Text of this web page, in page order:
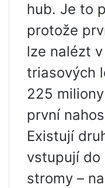
hub. Je to
protože
lze nalézt
triasových
225
první
Existují
vstupují do
stromy –